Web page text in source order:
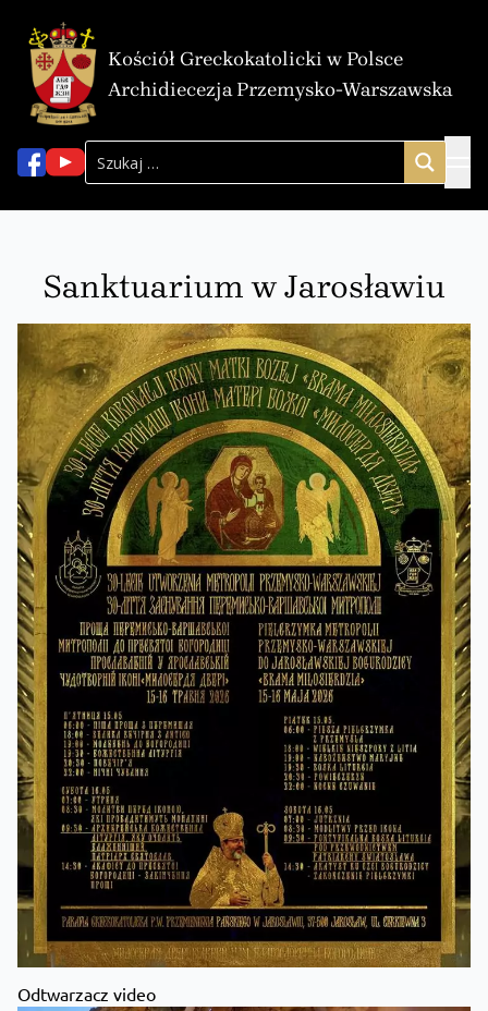
Kościół Greckokatolicki w Polsce
Archidiecezja Przemysko-Warszawska
Sanktuarium w Jarosławiu
Odtwarzacz video